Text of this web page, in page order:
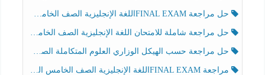
حل مراجعة FINAL EXAMاللغة الإنجليزية الصف الخامس الفصل الثالث
حل مراجعة شاملة للامتحان اللغة الإنجليزية الصف الخامس الفصل الثالث
حل مراجعة حسب الهيكل الوزاري العلوم المتكاملة الصف الخامس عام الفصل الثالث
مراجعة FINAL EXAMاللغة الإنجليزية الصف الخامس الفصل الثالث